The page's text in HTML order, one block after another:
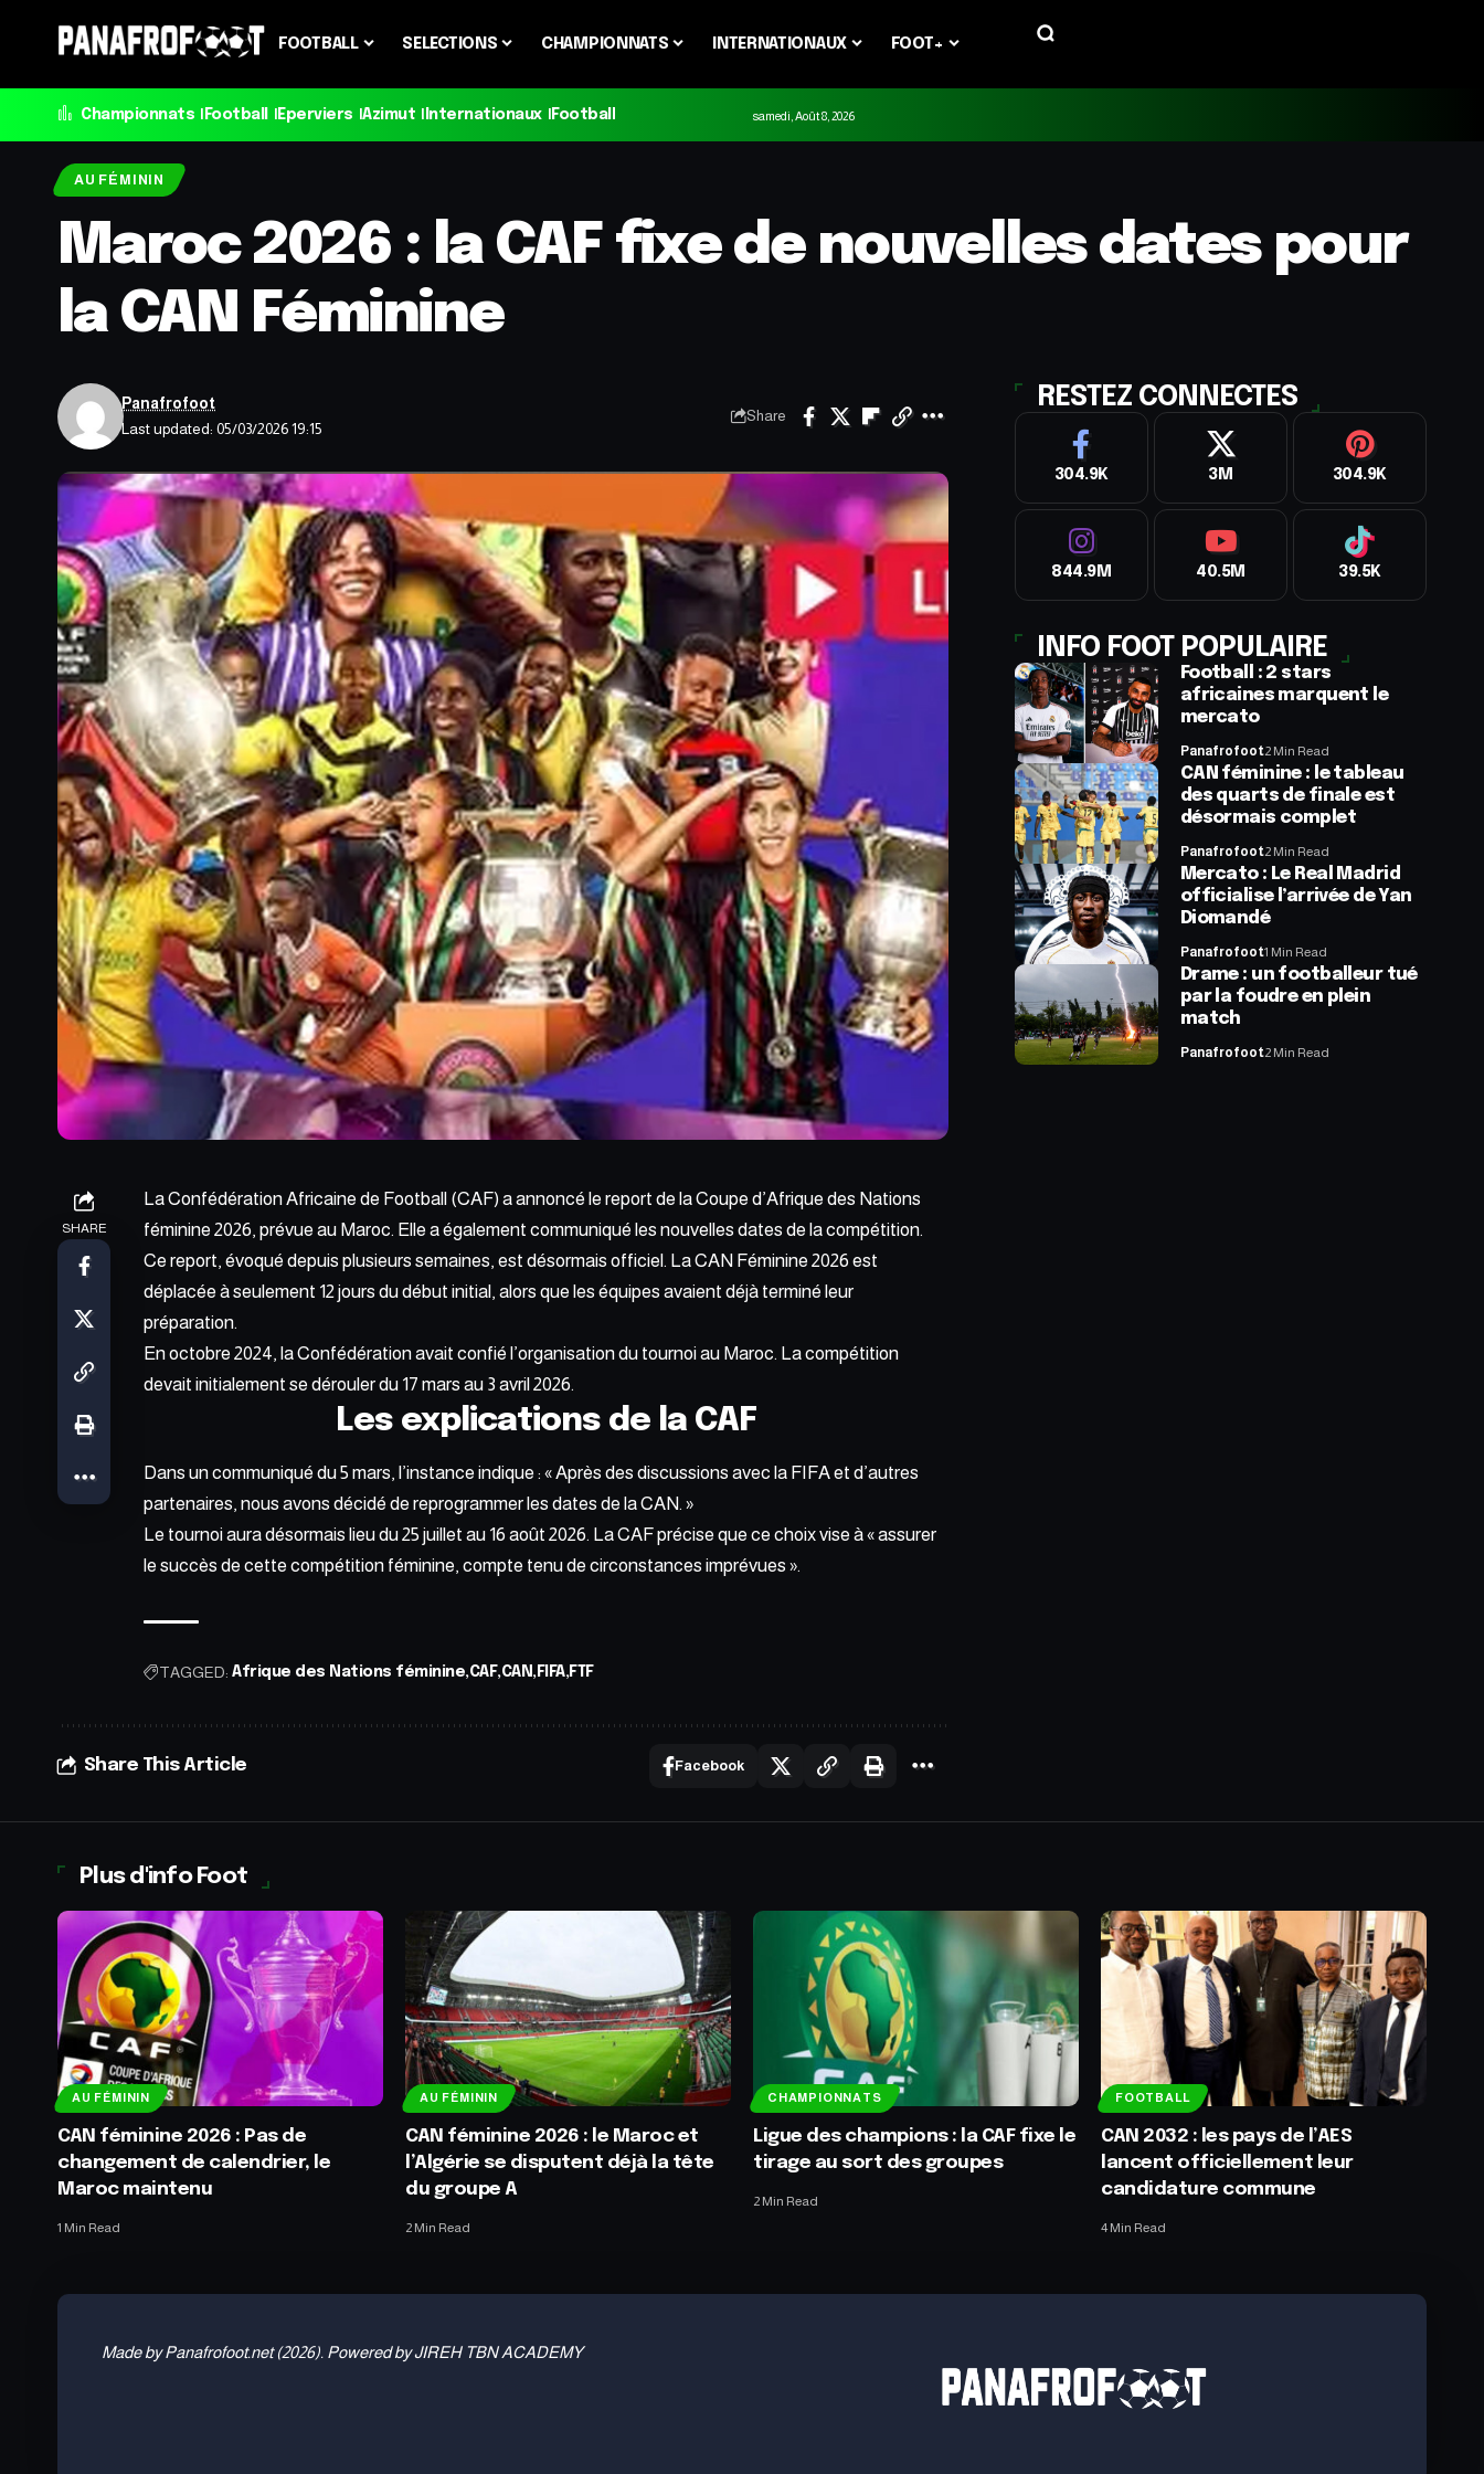
FOOTBALL SELECTIONS CHAMPIONNATS INTERNATIONAUX FOOT+
Championnats Football Eperviers Azimut Internationaux Football samedi, Août 8, 2026
AU FÉMININ
Maroc 2026 : la CAF fixe de nouvelles dates pour
la CAN Féminine
Last updated: 05/03/2026 19:15
Panafrofoot
Share
SHARE
La Confédération Africaine de Football (CAF) a annoncé le report de la Coupe d’Afrique des Nations
féminine 2026, prévue au Maroc. Elle a également communiqué les nouvelles dates de la compétition.
Ce report, évoqué depuis plusieurs semaines, est désormais officiel. La CAN Féminine 2026 est
déplacée à seulement 12 jours du début initial, alors que les équipes avaient déjà terminé leur
préparation.
En octobre 2024, la Confédération avait confié l’organisation du tournoi au Maroc. La compétition
devait initialement se dérouler du 17 mars au 3 avril 2026.
Les explications de la CAF
Dans un communiqué du 5 mars, l’instance indique : «Après des discussions avec la FIFA et d’autres
partenaires, nous avons décidé de reprogrammer les dates de la CAN. »
Le tournoi aura désormais lieu du 25 juillet au 16 août 2026. La CAF précise que ce choix vise à « assurer
le succès de cette compétition féminine, compte tenu de circonstances imprévues ».
TAGGED: Afrique des Nations féminine CAF CAN FIFA FTF
Share This Article Facebook
RESTEZ CONNECTES
304.9K 3M 304.9K
844.9M 40.5M 39.5K
INFO FOOT POPULAIRE
Football : 2 stars
africaines marquent le
mercato
Panafrofoot2 Min Read
CAN féminine : le tableau
des quarts de finale est
désormais complet
Panafrofoot2 Min Read
Mercato : Le Real Madrid
officialise l’arrivée de Yan
Diomandé
Panafrofoot1 Min Read
Drame : un footballeur tué
par la foudre en plein
match
Panafrofoot2 Min Read
Plus d'info Foot
AU FÉMININ
CAN féminine 2026 : Pas de
changement de calendrier, le
Maroc maintenu
1 Min Read
AU FÉMININ
CAN féminine 2026 : le Maroc et
l’Algérie se disputent déjà la tête
du groupe A
2 Min Read
CHAMPIONNATS
Ligue des champions : la CAF fixe le
tirage au sort des groupes
2 Min Read
FOOTBALL
CAN 2032 : les pays de l’AES
lancent officiellement leur
candidature commune
4 Min Read
Made by Panafrofoot.net (2026). Powered by JIREH TBN ACADEMY